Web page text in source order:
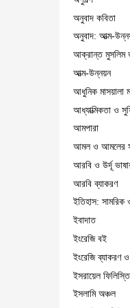
অনুবাদ কবিতা
অনুবাদ: আত্ম-
আক্রান্ত মুসলিম
আত্ম-উন্নয়ন
আধুনিক মাসয়ালা
আধ্যাত্মিকতা ও
আমপারা
আমল ও আমলের
আরবি ও উর্দূ
আরবি ব্যাকরণ
ইতিহাস: সামরিক
ইবাদাত
ইংরেজি বই
ইংরেজি ব্যাকরণ ও
ইসরায়েল
ইসলামি অঞ্চল